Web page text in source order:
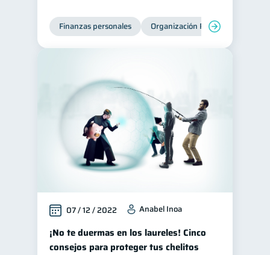
Finanzas personales Organización Financiera
07 / 12 / 2022 Anabel Inoa
¡No te duermas en los laureles! Cinco
consejos para proteger tus chelitos